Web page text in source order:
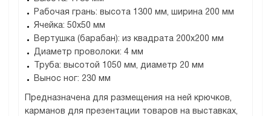
Рабочая грань: высота 1300 мм, ширина 200 мм
Ячейка: 50х50 мм
Вертушка (барабан): из квадрата 200х200 мм
Диаметр проволоки: 4 мм
Труба: высотой 1050 мм, диаметр 20 мм
Вынос ног: 230 мм
Предназначена для размещения на ней крючков,
карманов для презентации товаров на выставках,